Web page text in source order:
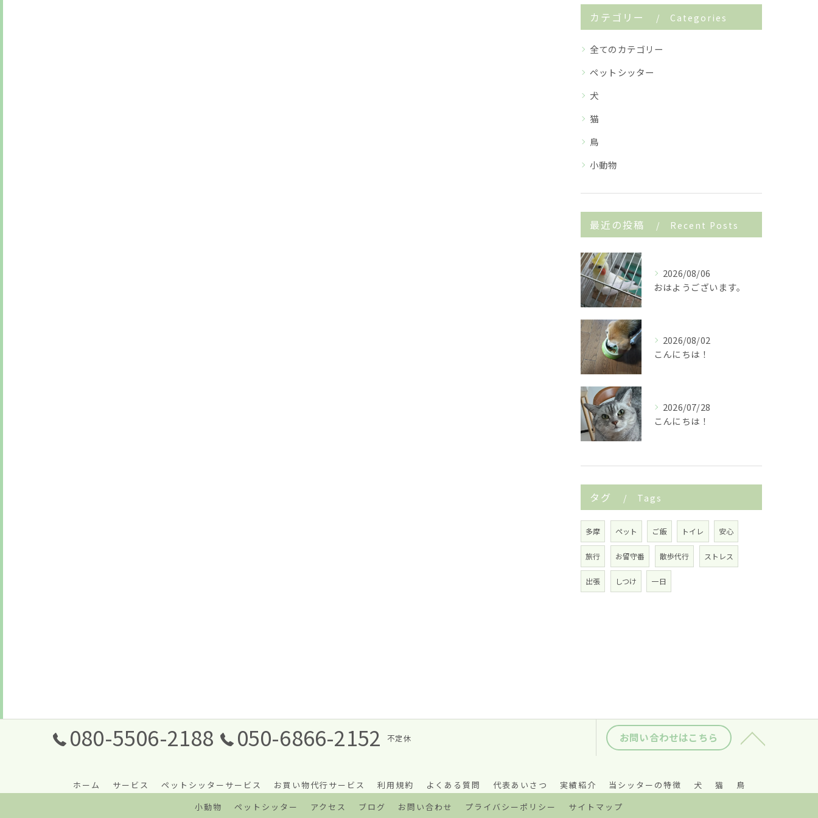
カテゴリー Categories
全てのカテゴリー
ペットシッター
犬
猫
鳥
小動物
最近の投稿 Recent Posts
2026/08/06
おはようございます。
2026/08/02
こんにちは！
2026/07/28
こんにちは！
タグ Tags
多摩 ペット ご飯 トイレ 安心
旅行 お留守番 散歩代行 ストレス
出張 しつけ 一日
080-5506-2188 050-6866-2152 不定休 お問い合わせはこちら
ホーム サービス ペットシッターサービス お買い物代行サービス 利用規約 よくある質問 代表あいさつ 実績紹介 当シッターの特徴 犬 猫
鳥
小動物
ペットシッター アクセス ブログ お問い合わせ プライバシーポリシー サイトマップ